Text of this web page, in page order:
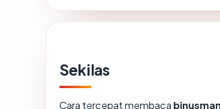
Sekilas
Cara tercepat membaca